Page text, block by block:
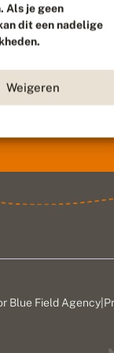
Als je geen
dit een nadelige
Weigeren
Blue Field Agency